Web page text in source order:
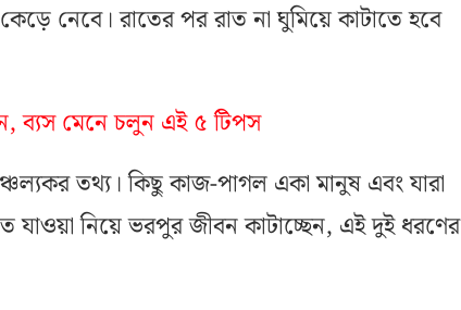
নেবে। রাতের পর রাত না ঘুমিয়ে কাটাতে হবে
ব্যস মেনে চলুন এই ৫ টিপস
তথ‍্য। কিছু কাজ-পাগল একা মানুষ এবং যারা
যাওয়া নিয়ে ভরপুর জীবন কাটাচ্ছেন, এই দুই ধরণের